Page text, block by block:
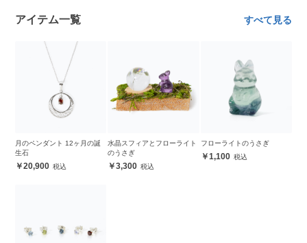
アイテム一覧 すべて見る
月のペンダント 12ヶ月の誕
生石
20,900
水晶スフィアとフローライト
のうさぎ
3,300
フローライトのうさぎ
1,100